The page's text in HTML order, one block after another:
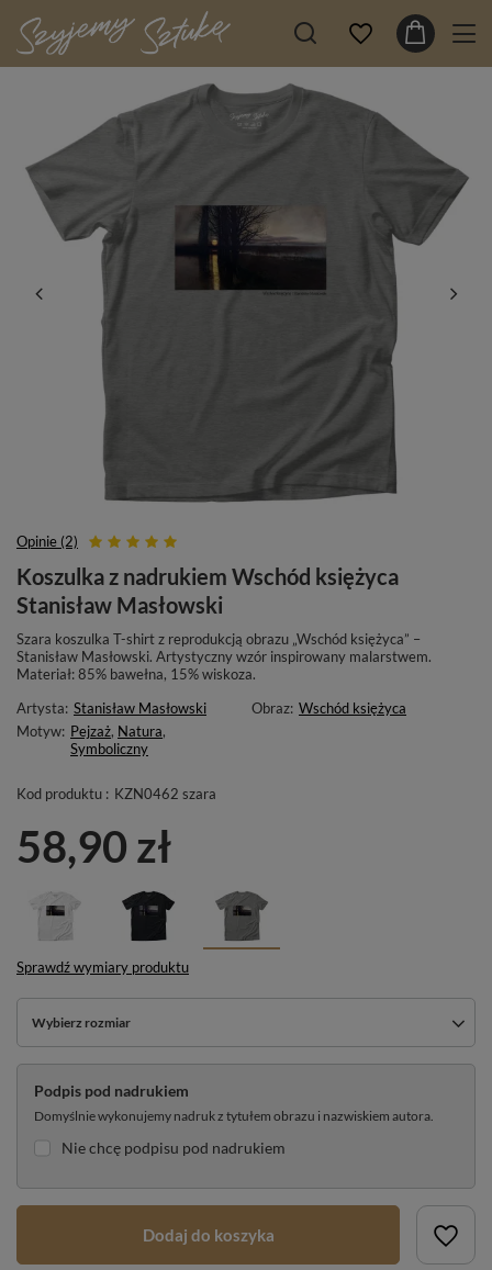
Opinie (2)
Koszulka z nadrukiem Wschód księżyca
Stanisław Masłowski
Szara koszulka T-shirt z reprodukcją obrazu „Wschód księżyca” –
Stanisław Masłowski. Artystyczny wzór inspirowany malarstwem.
Materiał: 85% bawełna, 15% wiskoza.
Artysta: Stanisław Masłowski Obraz: Wschód księżyca
Motyw: Pejzaż, Natura,
Symboliczny
Kod produktu : KZN0462 szara
58,90 zł
Sprawdź wymiary produktu
Wybierz rozmiar
Podpis pod nadrukiem
Domyślnie wykonujemy nadruk z tytułem obrazu i nazwiskiem autora.
Nie chcę podpisu pod nadrukiem
Dodaj do koszyka